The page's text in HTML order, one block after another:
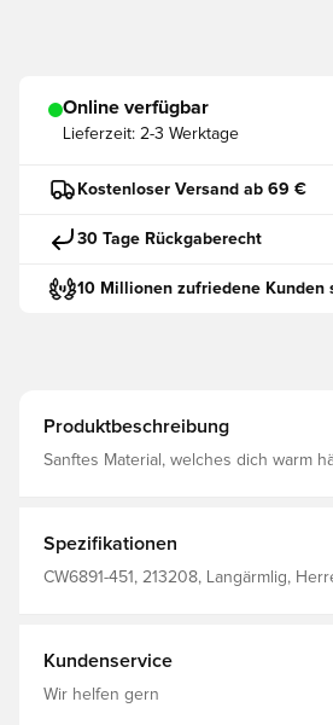
Online verfügbar
Lieferzeit: 2-3 Werktage
Kostenloser Versand ab 69 €
30 Tage Rückgaberecht
10 Millionen zufriedene Kunden
Produktbeschreibung
Sanftes Material, welches dich warm
Spezifikationen
CW6891-451, 213208, Langärmlig,
Kundenservice
Wir helfen gern